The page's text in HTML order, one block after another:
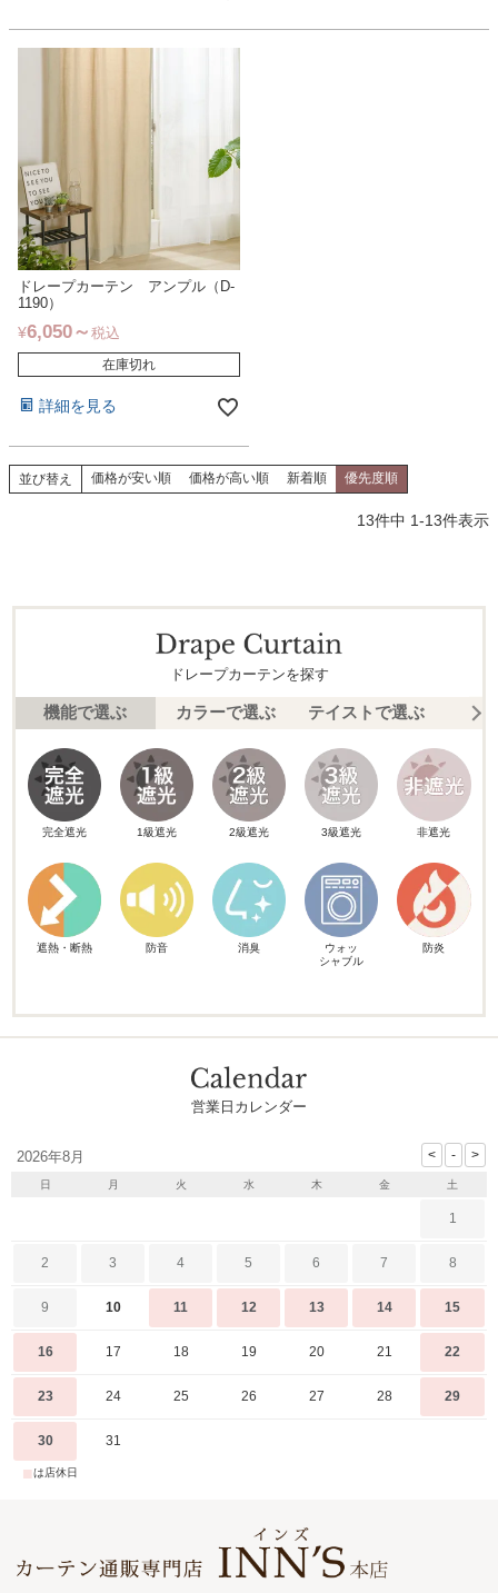
ドレープカーテン アンプル（D-
1190）
¥6,050
税込
在庫切れ
詳細を見る
並び替え 価格が安い順 価格が高い順 新着順 優先度順
13件中 1-13件表示
ドレープカーテンを探す
機能で選ぶ カラーで選ぶ テイストで選ぶ 柄
完全遮光 1級遮光 2級遮光 3級遮光 非遮光
遮熱・断熱 防音 消臭
ウォッ
シャブル
防炎
営業日カレンダー
2026年8月
日 月 火 水 木 金 土
1
2 3 4 5 6 7 8
9 10 11 12 13 14 15
16 17 18 19 20 21 22
23 24 25 26 27 28 29
30 31
■は店休日